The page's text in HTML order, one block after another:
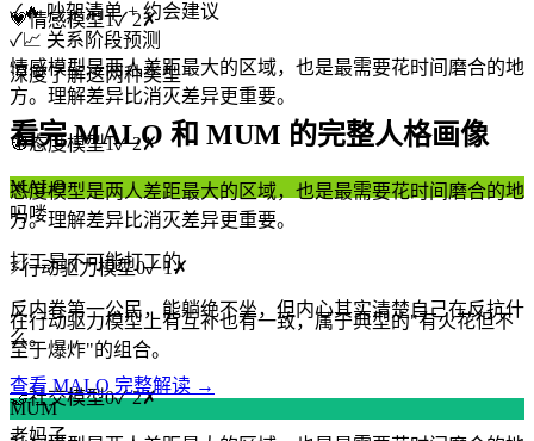
💗情感模型1✓ 2✗
情感模型是两人差距最大的区域，也是最需要花时间磨合的地
方。理解差异比消灭差异更重要。
🧭态度模型1✓2✗
态度模型是两人差距最大的区域，也是最需要花时间磨合的地
方。理解差异比消灭差异更重要。
⚡行动驱力模型0✓1✗
在行动驱力模型上有互补也有一致，属于典型的"有火花但不
至于爆炸"的组合。
🤝社交模型0✓2✗
✓🔥 吵架清单 + 约会建议
✓📈 关系阶段预测
深度了解这两种类型
看完 MALO 和 MUM 的完整人格画像
MALO
吗喽
打工是不可能打工的
反内卷第一公民，能躺绝不坐，但内心其实清楚自己在反抗什
么。
查看 MALO 完整解读 →
MUM
老妈子